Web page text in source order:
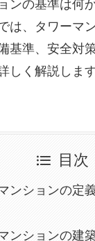
ンの基準は何
は、タワーマ
基準、安全対
しく解説します
目次
ンションの定
ンションの建